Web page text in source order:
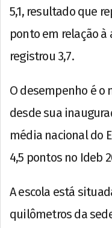
5,1, resultado que
ponto em relação à
registrou 3,7.
O desempenho é o
desde sua
média nacional do
4,5 pontos no Ideb
A escola está
quilômetros da